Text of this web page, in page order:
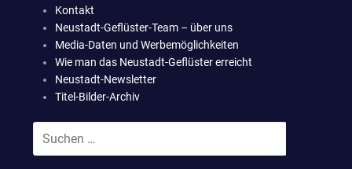
Kontakt
Neustadt-Geflüster-Team – über uns
Media-Daten und Werbemöglichkeiten
Wie man das Neustadt-Geflüster erreicht
Neustadt-Newsletter
Titel-Bilder-Archiv